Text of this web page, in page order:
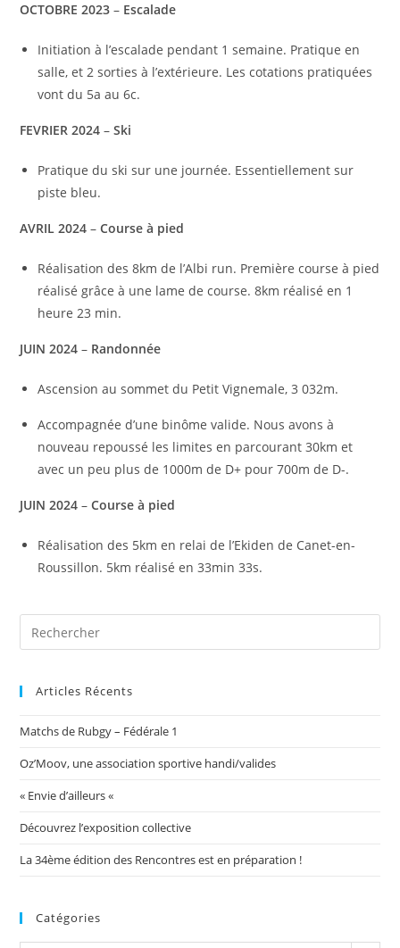
OCTOBRE 2023– Escalade
Initiation à l’escalade pendant 1 semaine. Pratique en
salle, et 2 sorties à l’extérieure. Les cotations pratiquées
vont du 5a au 6c.
FEVRIER 2024–Ski
Pratique du ski sur une journée. Essentiellement sur
piste bleu.
AVRIL 2024–Course à pied
Réalisation des 8km de l’Albi run. Première course à pied
réalisé grâce à une lame de course. 8km réalisé en 1
heure 23 min.
JUIN 2024– Randonnée
Ascension au sommet du Petit Vignemale, 3 032m.
Accompagnée d’une binôme valide. Nous avons à
nouveau repoussé les limites en parcourant 30km et
avec un peu plus de 1000m de D+ pour 700m de D-.
JUIN 2024–Course à pied
Réalisation des 5km en relai de l’Ekiden de Canet-en-
Roussillon. 5km réalisé en 33min 33s.
Articles Récents
Matchs de Rubgy – Fédérale 1
Oz’Moov, une association sportive handi/valides
« Envie d’ailleurs «
Découvrez l’exposition collective
La 34ème édition des Rencontres est en préparation !
Catégories